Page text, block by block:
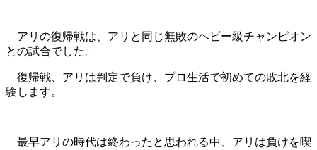
アリの復帰戦は、アリと同じ無敗のヘビー級チャンピオン
との試合でした。
復帰戦、アリは判定で負け、プロ生活で初めての敗北を経
験します。
最早アリの時代は終わったと思われる中、アリは負けを喫